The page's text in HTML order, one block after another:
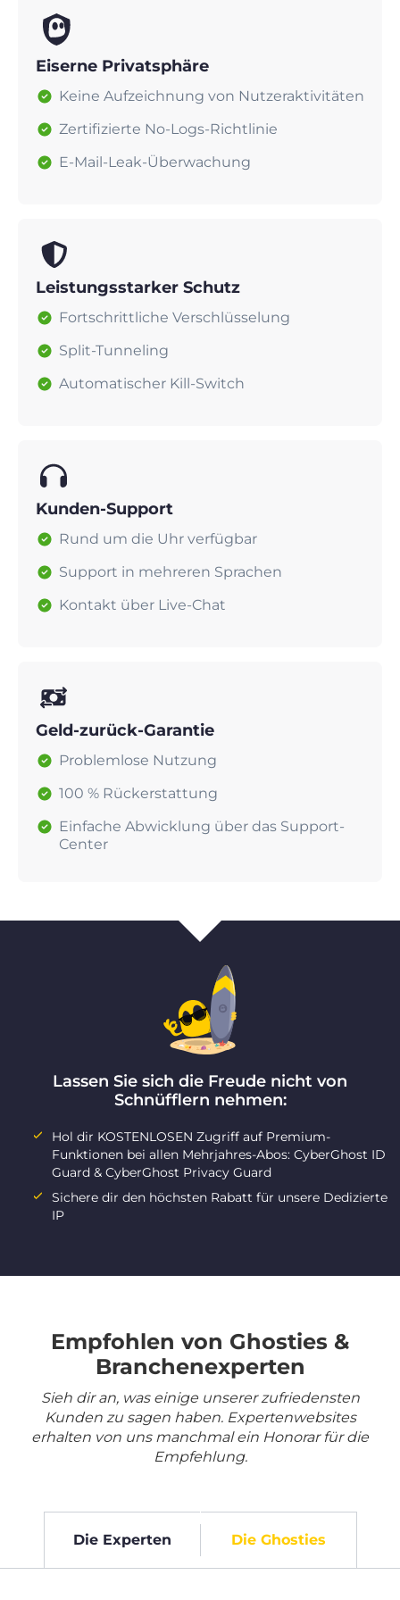
Eiserne Privatsphäre
Keine Aufzeichnung von Nutzeraktivitäten
Zertifizierte No-Logs-Richtlinie
E-Mail-Leak-Überwachung
Leistungsstarker Schutz
Fortschrittliche Verschlüsselung
Split-Tunneling
Automatischer Kill-Switch
Kunden-Support
Rund um die Uhr verfügbar
Support in mehreren Sprachen
Kontakt über Live-Chat
Geld-zurück-Garantie
Problemlose Nutzung
100 % Rückerstattung
Einfache Abwicklung über das Support-
Center
Lassen Sie sich die Freude nicht von
Schnüfflern nehmen:
Hol dir KOSTENLOSEN Zugriff auf Premium-
Funktionen bei allen Mehrjahres-Abos: CyberGhost ID
Guard & CyberGhost Privacy Guard
Sichere dir den höchsten Rabatt für unsere Dedizierte
IP
Empfohlen von Ghosties &
Branchenexperten
Sieh dir an, was einige unserer zufriedensten
Kunden zu sagen haben. Expertenwebsites
erhalten von uns manchmal ein Honorar für die
Empfehlung.
Die Experten Die Ghosties